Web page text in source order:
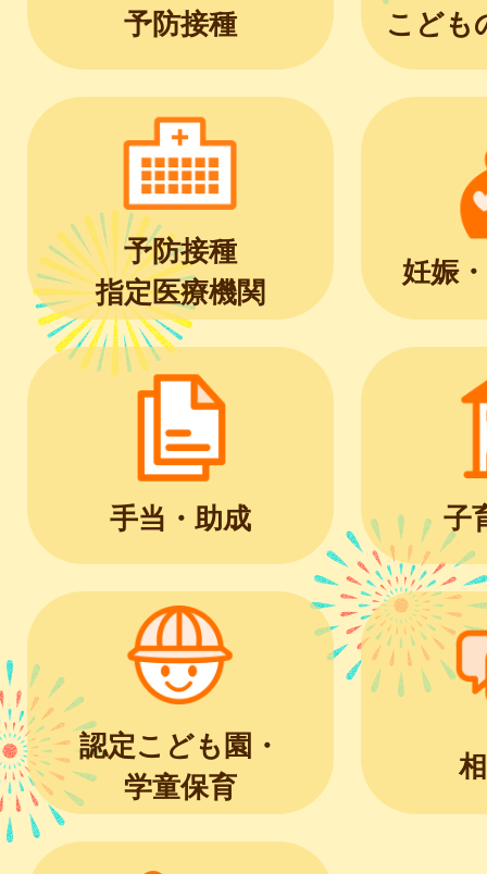
予防接種 こども
予防接種
指定医療機関
妊娠
手当・助成 子
認定こども園・
学童保育